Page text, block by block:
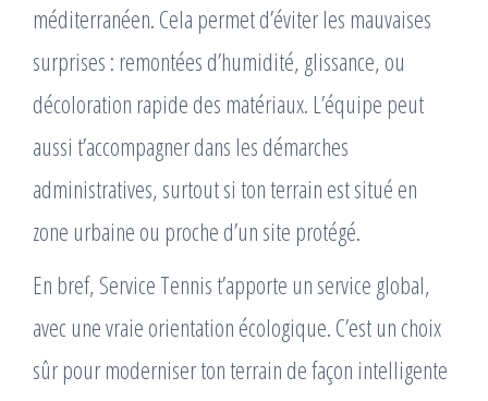
méditerranéen. Cela permet d’éviter les mauvaises
surprises : remontées d’humidité, glissance, ou
décoloration rapide des matériaux. L’équipe peut
aussi t’accompagner dans les démarches
administratives, surtout si ton terrain est situé en
zone urbaine ou proche d’un site protégé.
En bref, Service Tennis t’apporte un service global,
avec une vraie orientation écologique. C’est un choix
sûr pour moderniser ton terrain de façon intelligente